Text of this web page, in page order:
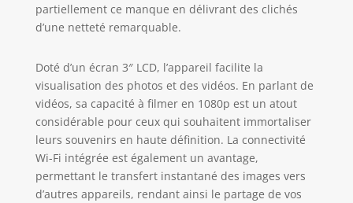
partiellement ce manque en délivrant des clichés
d’une netteté remarquable.
Doté d’un écran 3″ LCD, l’appareil facilite la
visualisation des photos et des vidéos. En parlant de
vidéos, sa capacité à filmer en 1080p est un atout
considérable pour ceux qui souhaitent immortaliser
leurs souvenirs en haute définition. La connectivité
Wi-Fi intégrée est également un avantage,
permettant le transfert instantané des images vers
d’autres appareils, rendant ainsi le partage de vos